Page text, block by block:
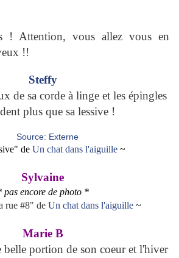
! Attention, vous allez vous en
!!
Steffy
de sa corde à linge et les épingles
plus que sa lessive !
de Un chat dans l'aiguille~
Sylvaine
pas encore de photo *
rue #8" de Un chat dans l'aiguille~
Marie B
belle portion de son coeur et l'hiver